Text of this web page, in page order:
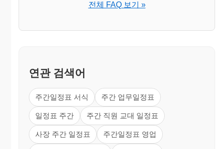
전체 FAQ 보기 »
연관 검색어
주간일정표 서식 주간 업무일정표
일정표 주간 주간 직원 교대 일정표
사장 주간 일정표 주간일정표 영업